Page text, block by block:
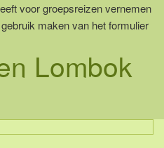
voor groepsreizen vernemen
maken van het formulier
Lombok